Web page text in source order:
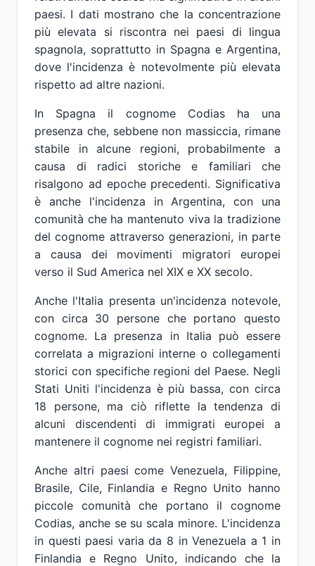
paesi. I dati mostrano che la concentrazione
più elevata si riscontra nei paesi di lingua
spagnola, soprattutto in Spagna e Argentina,
dove l'incidenza è notevolmente più elevata
rispetto ad altre nazioni.
In Spagna il cognome Codias ha una
presenza che, sebbene non massiccia, rimane
stabile in alcune regioni, probabilmente a
causa di radici storiche e familiari che
risalgono ad epoche precedenti. Significativa
è anche l'incidenza in Argentina, con una
comunità che ha mantenuto viva la tradizione
del cognome attraverso generazioni, in parte
a causa dei movimenti migratori europei
verso il Sud America nel XIX e XX secolo.
Anche l'Italia presenta un'incidenza notevole,
con circa 30 persone che portano questo
cognome. La presenza in Italia può essere
correlata a migrazioni interne o collegamenti
storici con specifiche regioni del Paese. Negli
Stati Uniti l'incidenza è più bassa, con circa
18 persone, ma ciò riflette la tendenza di
alcuni discendenti di immigrati europei a
mantenere il cognome nei registri familiari.
Anche altri paesi come Venezuela, Filippine,
Brasile, Cile, Finlandia e Regno Unito hanno
piccole comunità che portano il cognome
Codias, anche se su scala minore. L'incidenza
in questi paesi varia da 8 in Venezuela a 1 in
Finlandia e Regno Unito, indicando che la